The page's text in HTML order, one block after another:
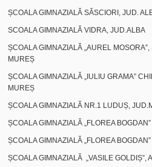
ȘCOALA GIMNAZIALĂ SĂSCIORI, JUD.
SCOALA GIMNAZIALĂ VIDRA, JUD.ALBA
ȘCOALA GIMNAZIALĂ „AUREL
MUREȘ
ȘCOALA GIMNAZIALĂ „IULIU GRAMA”
MUREȘ
ȘCOALA GIMNAZIALĂ NR.1 LUDUȘ,
ȘCOALA GIMNAZIALĂ „FLOREA
ȘCOALA GIMNAZIALĂ „FLOREA
ȘCOALA GIMNAZIALĂ „VASILE GOLDIȘ”,